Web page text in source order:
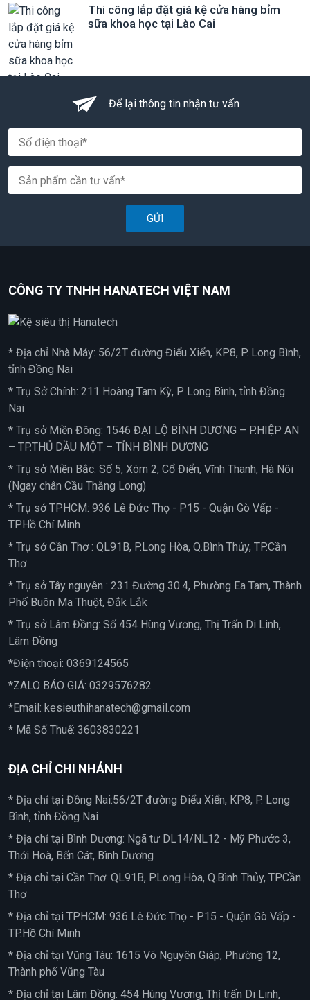
Thi công lắp đặt giá kệ cửa hàng bỉm
sữa khoa học tại Lào Cai
Để lại thông tin nhận tư vấn
GỬI
CÔNG TY TNHH HANATECH VIỆT NAM
* Địa chỉ Nhà Máy: 56/2T đường Điểu Xiển, KP8, P. Long Bình,
tỉnh Đồng Nai
* Trụ Sở Chính: 211 Hoàng Tam Kỳ, P. Long Bình, tỉnh Đồng
Nai
* Trụ sở Miền Đông: 1546 ĐẠI LỘ BÌNH DƯƠNG – P.HIỆP AN
– TP.THỦ DẦU MỘT – TỈNH BÌNH DƯƠNG
* Trụ sở Miền Bắc: Số 5, Xóm 2, Cổ Điển, Vĩnh Thanh, Hà Nôi
(Ngay chân Cầu Thăng Long)
* Trụ sở TPHCM: 936 Lê Đức Thọ - P15 - Quận Gò Vấp -
TP.Hồ Chí Minh
* Trụ sở Cần Thơ : QL91B, P.Long Hòa, Q.Bình Thủy, TP.Cần
Thơ
* Trụ sở Tây nguyên : 231 Đường 30.4, Phường Ea Tam, Thành
Phố Buôn Ma Thuột, Đắk Lắk
* Trụ sở Lâm Đồng: Số 454 Hùng Vương, Thị Trấn Di Linh,
Lâm Đồng
*Điện thoại: 0369124565
*ZALO BÁO GIÁ: 0329576282
*Email: kesieuthihanatech@gmail.com
* Mã Số Thuế: 3603830221
ĐỊA CHỈ CHI NHÁNH
* Địa chỉ tại Đồng Nai:56/2T đường Điểu Xiển, KP8, P. Long
Bình, tỉnh Đồng Nai
* Địa chỉ tại Bình Dương: Ngã tư DL14/NL12 - Mỹ Phước 3,
Thới Hoà, Bến Cát, Bình Dương
* Địa chỉ tại Cần Thơ: QL91B, P.Long Hòa, Q.Bình Thủy, TP.Cần
Thơ
* Địa chỉ tại TPHCM: 936 Lê Đức Thọ - P15 - Quận Gò Vấp -
TP.Hồ Chí Minh
* Địa chỉ tại Vũng Tàu: 1615 Võ Nguyên Giáp, Phường 12,
Thành phố Vũng Tàu
* Địa chỉ tại Lâm Đồng: 454 Hùng Vương, Thị trấn Di Linh,